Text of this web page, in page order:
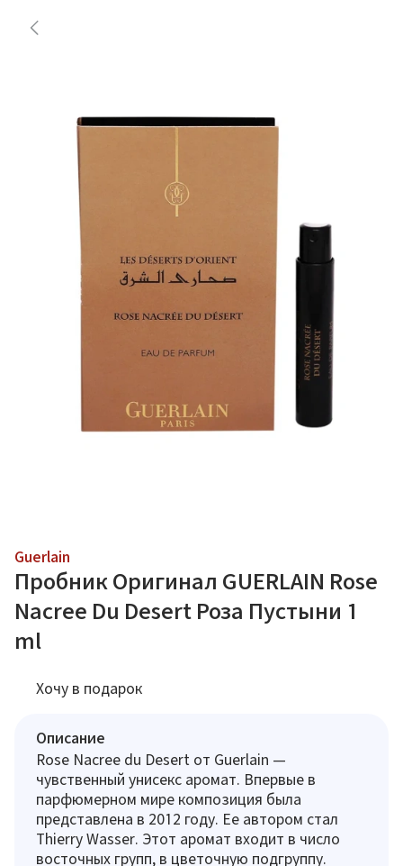
Guerlain
Пробник Оригинал GUERLAIN Rose
Nacree Du Desert Роза Пустыни 1
ml
Хочу в подарок
Описание
Rose Nacree du Desert от Guerlain —
чувственный унисекс аромат. Впервые в
парфюмерном мире композиция была
представлена в 2012 году. Ее автором стал
Thierry Wasser. Этот аромат входит в число
восточных групп, в цветочную подгруппу.